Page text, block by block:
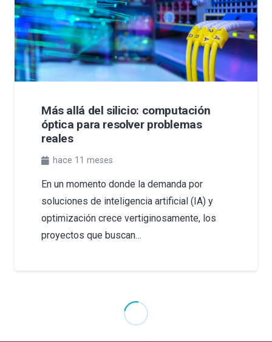
Más allá del silicio: computación
óptica para resolver problemas
reales
hace 11 meses
En un momento donde la demanda por
soluciones de inteligencia artificial (IA) y
optimización crece vertiginosamente, los
proyectos que buscan…